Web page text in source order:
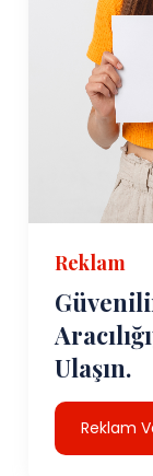
Reklam
Ulaşın.
Reklam